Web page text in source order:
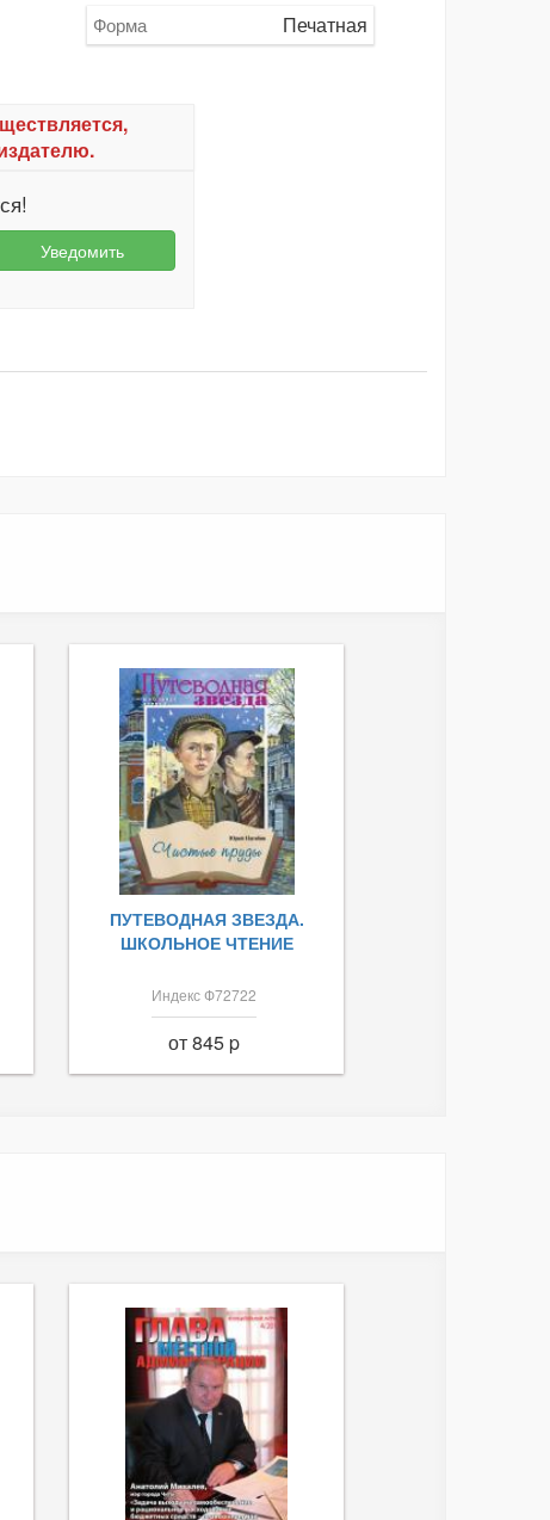
Форма Печатная
Уведомить
ПУТЕВОДНАЯ ЗВЕЗДА.
ШКОЛЬНОЕ ЧТЕНИЕ
Индекс Ф72722
от 845 p